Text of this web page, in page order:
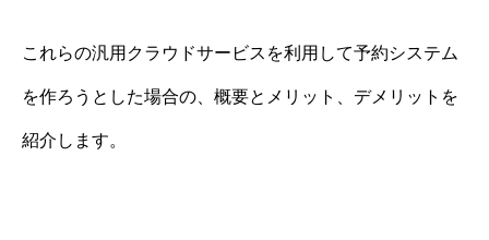
これらの汎用クラウドサービスを利用して予約システム
を作ろうとした場合の、概要とメリット、デメリットを
紹介します。